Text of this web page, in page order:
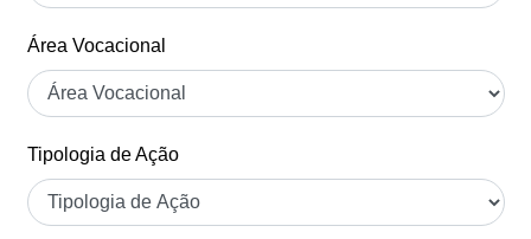
Área Vocacional
Tipologia de Ação